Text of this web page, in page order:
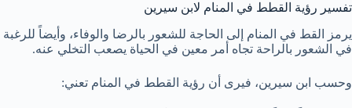
تفسير رؤية القطط في المنام لابن سيرين
يرمز القط في المنام إلى الحاجة للشعور بالرضا والوفاء، وأيضاً للرغبة
في الشعور بالراحة تجاه أمر معين في الحياة يصعب التخلي عنه.
وحسب ابن سيرين، فيرى أن رؤية القطط في المنام تعني: